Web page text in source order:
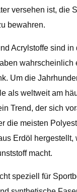
versehen ist, die
bewahren.
Acrylstoffe sind in
wahrscheinlich
Um die
als weltweit am
Trend, der sich
die meisten
Erdöl hergestellt,
macht.
speziell für